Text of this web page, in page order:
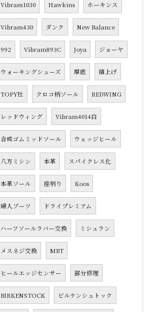
Vibram1030 Hawkins ホーキンス
Vibram430 ダンク New Balance
992 Vibram893C Joya ジョーヤ
ウォーキングシューズ 厚底 積上げ
TOPY社 クロコ柄ソール REDWING
レッドウィング Vibram4014白
合成ゴムミッドソール ウェッジヒール
八方ミシン 本革 スパイクレス化
本革ソール 座刳り Koos
婦人ブーツ ドライプレミアム
ハーフソールラバー交換 ミシュラン
メスネジ交換 MBT
ヒールエッジセンサー 部分修理
BIRKENSTOCK ビルケンシュトック